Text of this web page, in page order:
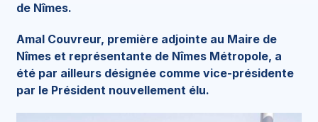
de Nîmes.
Amal Couvreur, première adjointe au Maire de
Nîmes et représentante de Nîmes Métropole, a
été par ailleurs désignée comme vice-présidente
par le Président nouvellement élu.